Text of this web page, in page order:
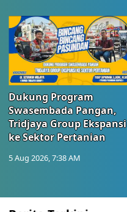
Dukung Program
Swasembada Pangan,
Tridjaya Group Ekspansi
ke Sektor Pertanian
5 Aug 2026, 7:38 AM